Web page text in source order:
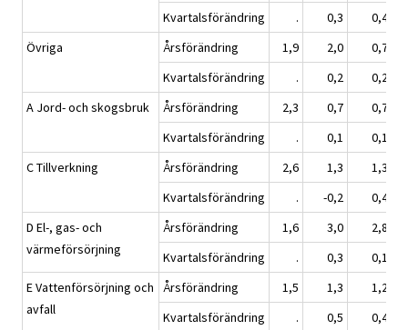
Kvartalsförändring
. 0,3
0,4
Övriga
Årsförändring 1,9 2,0
0,7
Kvartalsförändring
. 0,2
0,2
A Jord- och skogsbruk
Årsförändring 2,3 0,7
0,7
Kvartalsförändring
. 0,1
0,1
C Tillverkning
Årsförändring 2,6 1,3
1,3
Kvartalsförändring
. -0,2
0,4
D El-, gas- och
värmeförsörjning
Årsförändring 1,6 3,0
2,8
Kvartalsförändring
. 0,3
0,1
E Vattenförsörjning och
avfall
Årsförändring 1,5 1,3
1,2
Kvartalsförändring
. 0,5
0,4